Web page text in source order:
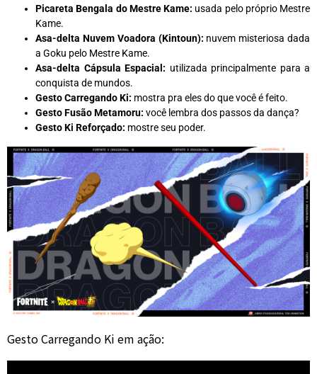
Picareta Bengala do Mestre Kame: usada pelo próprio Mestre
Kame.
Asa-delta Nuvem Voadora (Kintoun): nuvem misteriosa dada
a Goku pelo Mestre Kame.
Asa-delta Cápsula Espacial: utilizada principalmente para a
conquista de mundos.
Gesto Carregando Ki: mostra pra eles do que você é feito.
Gesto Fusão Metamoru: você lembra dos passos da dança?
Gesto Ki Reforçado: mostre seu poder.
Gesto Carregando Ki em ação: